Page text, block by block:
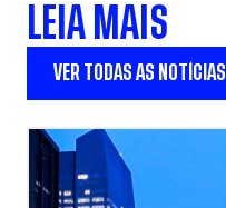
LEIA MAIS
VER TODAS AS NOTÍCIAS